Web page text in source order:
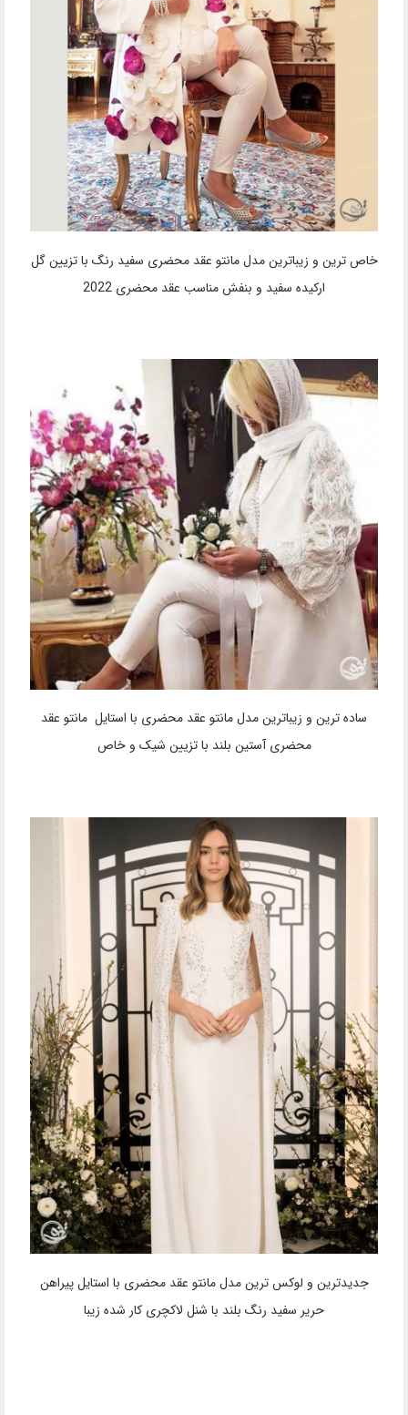
جدیدترین و زیباترین مدل مانتو عقد محضری با استایل مانتو عقد
فانتزی با پارچه گران قیمت سفید و شیک 2022
خاص ترین و ساده ترین مدل مانتو عقد محضری با استایل مانتو عقد
با آستین بلند کلوش و آستین های کار شده لاکچری
جدیدترین و ساده ترین مدل مانتو عقد محضری با استایل مانتو
مجلسی ساده با آستین پفی و تزیینات سنگ دوزی خاص در شانه